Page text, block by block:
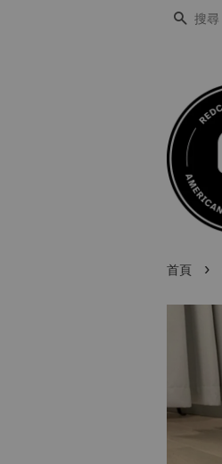
搜尋
首頁 ›